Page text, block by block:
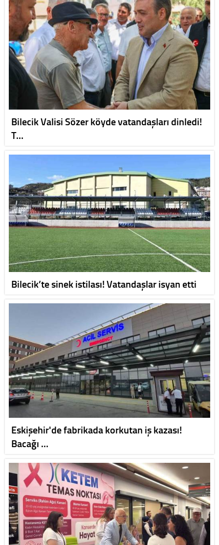
Bilecik Valisi Sözer köyde vatandaşları dinledi!
T…
Bilecik’te sinek istilası! Vatandaşlar isyan etti
Eskişehir'de fabrikada korkutan iş kazası!
Bacağı …